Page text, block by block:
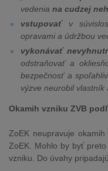
vedenia na cudzej
vstupovaťv
opravami a údržbou
vykonávať
odstraňovať a
bezpečnosť a
výzve neurobil vlastník
Okamih vzniku ZVB
ZoEK neupravuje
ZoEK. Mohlo by byť
vzniku. Do úvahy